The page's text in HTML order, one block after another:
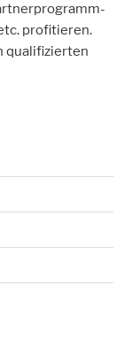
profitieren.
qualifizierten